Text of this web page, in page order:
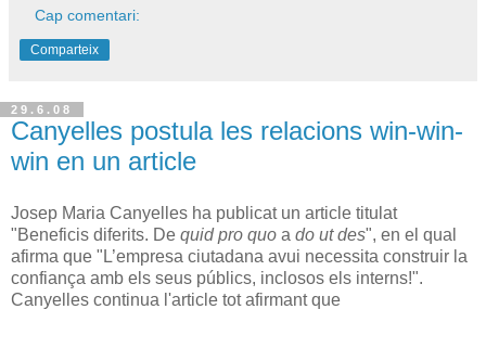
Cap comentari:
Comparteix
29.6.08
Canyelles postula les relacions win-win-
win en un article
Josep Maria Canyelles ha publicat un article titulat
"Beneficis diferits. De quid pro quo a do ut des", en el qual
afirma que "L’empresa ciutadana avui necessita construir la
confiança amb els seus públics, inclosos els interns!".
Canyelles continua l'article tot afirmant que